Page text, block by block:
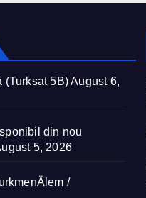
(Turksat 5B)August 6,
din nou
5, 2026
/